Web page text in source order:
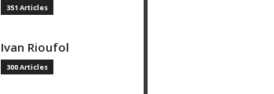
351 Articles
Ivan Rioufol
300 Articles